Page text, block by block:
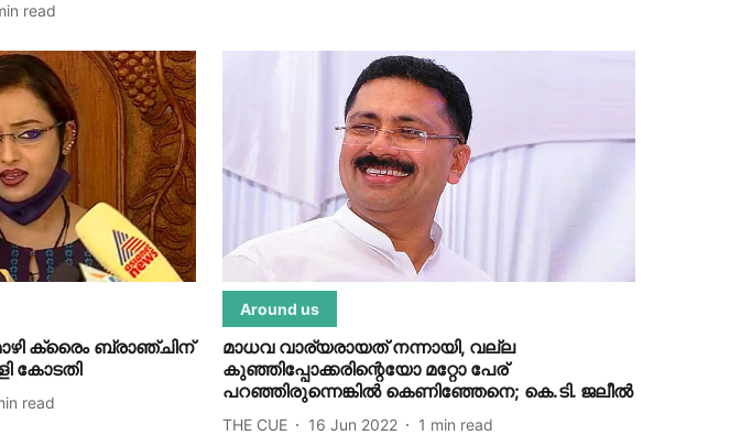
read
ക്രൈം ബ്രാഞ്ചിന്
കോടതി
read
Around us
മാധവ വാര്യരായത് നന്നായി, വല്ല
കുഞ്ഞിപ്പോക്കരിന്റെയോ മറ്റോ പേര്
പറഞ്ഞിരുന്നെങ്കില്‍ കെണിഞ്ഞേനെ; കെ.ടി. ജലീല്‍
THE CUE 16 Jun 2022 1 min read